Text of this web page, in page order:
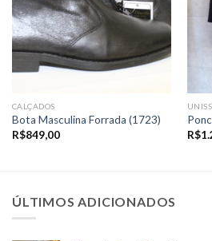
CALÇADOS
Bota Masculina Forrada (1723)
R$849,00
R$
ÚLTIMOS ADICIONADOS